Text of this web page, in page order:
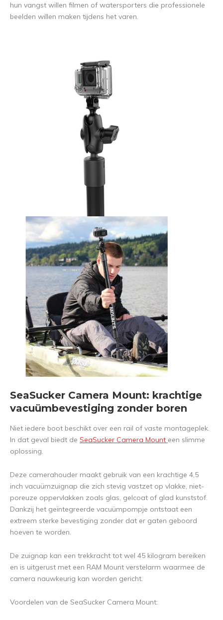
hun vangst willen filmen of watersporters die professionele
beelden willen maken tijdens het varen.
SeaSucker Camera Mount: krachtige
vacuümbevestiging zonder boren
Niet iedere boot beschikt over een rail of vaste montageplek.
In dat geval biedt de SeaSucker Camera Mount een slimme
oplossing.
Deze camerahouder maakt gebruik van een krachtige 4,5
inch vacuümzuignap die zich stevig vastzet op vlakke, niet-
poreuze oppervlakken zoals glas, gelcoat of glad kunststof.
Dankzij het geïntegreerde vacuümpompje ontstaat een
extreem sterke bevestiging zonder dat er gaten geboord
hoeven te worden.
De zuignap kan een trekkracht tot wel 45 kilogram bereiken
en is uitgerust met een RAM Mount verstelarm waarmee de
camera nauwkeurig kan worden gericht.
Voordelen van de SeaSucker Camera Mount: